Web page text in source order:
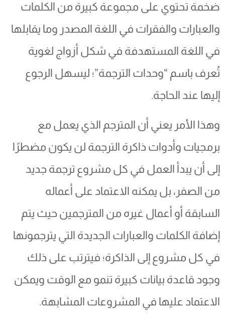
ضخمة تحتوي على مجموعة كبيرة من الكلمات
والعبارات والفقرات في اللغة المصدر وما يقابلها
في اللغة المستهدفة في شكل أزواج لغوية
تُعرف باسم “وحدات الترجمة”؛ ليسهل الرجوع
إليها عند الحاجة.
وهذا الأمر يعني أن المترجم الذي يعمل مع
برمجيات وأدوات ذاكرة الترجمة لن يكون مضطرًا
إلى أن يبدأ العمل في كل مشروع ترجمة جديد
من الصفر، بل يمكنه الاعتماد على أعماله
السابقة أو أعمال غيره من المترجمين حيث يتم
إضافة الكلمات والعبارات الجديدة التي يترجمونها
في كل مشروع إلى الذاكرة؛ فيترتب على ذلك
وجود قاعدة بيانات كبيرة تنمو مع الوقت ويمكن
الاعتماد عليها في المشروعات المشابهة.